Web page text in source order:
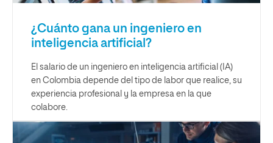
¿Cuánto gana un ingeniero en
inteligencia artificial?
El salario de un ingeniero en inteligencia artificial (IA)
en Colombia depende del tipo de labor que realice, su
experiencia profesional y la empresa en la que
colabore.